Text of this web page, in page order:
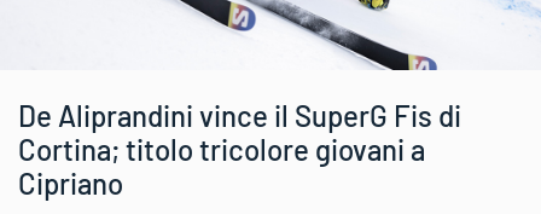
De Aliprandini vince il SuperG Fis di
Cortina; titolo tricolore giovani a
Cipriano